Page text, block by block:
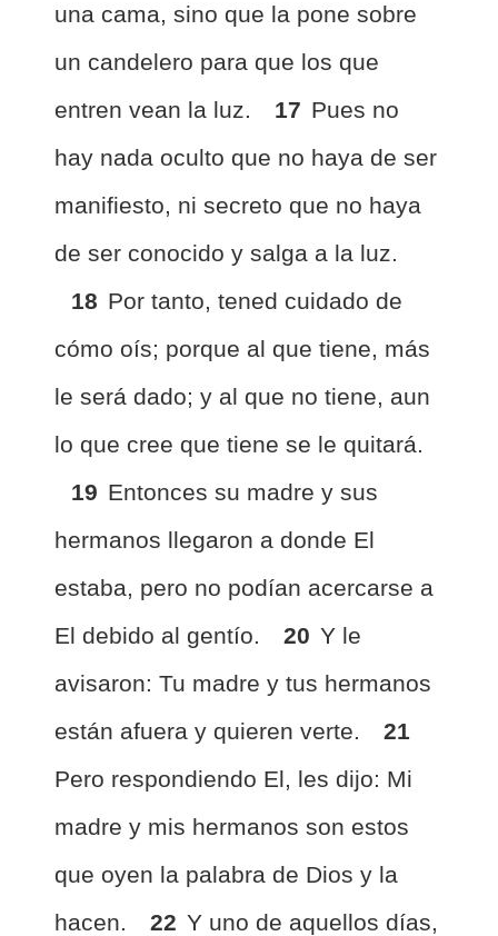
una cama, sino que la pone sobre
un candelero para que los que
entren vean la luz.
17 Pues no
hay nada oculto que no haya de ser
manifiesto, ni secreto que no haya
de ser conocido y salga a la luz.
18 Por tanto, tened cuidado de
cómo oís; porque al que tiene, más
le será dado; y al que no tiene, aun
lo que cree que tiene se le quitará.
19 Entonces su madre y sus
hermanos llegaron a donde El
estaba, pero no podían acercarse a
El debido al gentío.
20 Y le
avisaron: Tu madre y tus hermanos
están afuera y quieren verte.
21
Pero respondiendo El, les dijo: Mi
madre y mis hermanos son estos
que oyen la palabra de Dios y la
hacen.
22 Y uno de aquellos días,